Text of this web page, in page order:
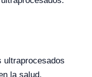
ultraprocesados
la salud,